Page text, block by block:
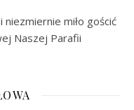
miło gościć
Naszej Parafii